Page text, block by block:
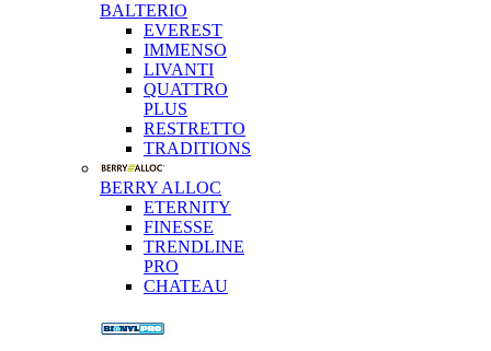
BALTERIO
EVEREST
IMMENSO
LIVANTI
QUATTRO
PLUS
RESTRETTO
TRADITIONS
BERRY ALLOC
ETERNITY
FINESSE
TRENDLINE
PRO
CHATEAU